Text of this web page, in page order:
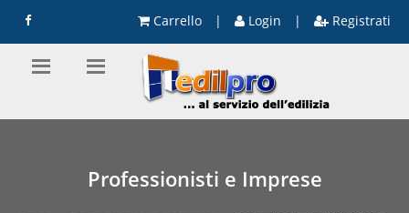
Carrello | Login | Registrati
Professionisti e Imprese